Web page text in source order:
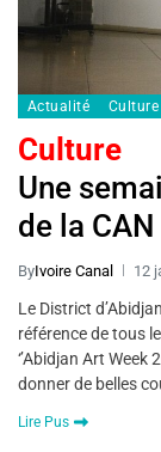
Actualité Culture
Culture
Une
de la CAN
ByIvoire Canal 12
Le District
référence de tous
‘’Abidjan Art Week
donner de belles
Lire Pus